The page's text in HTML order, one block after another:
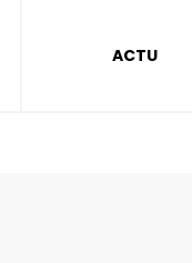
ACTU